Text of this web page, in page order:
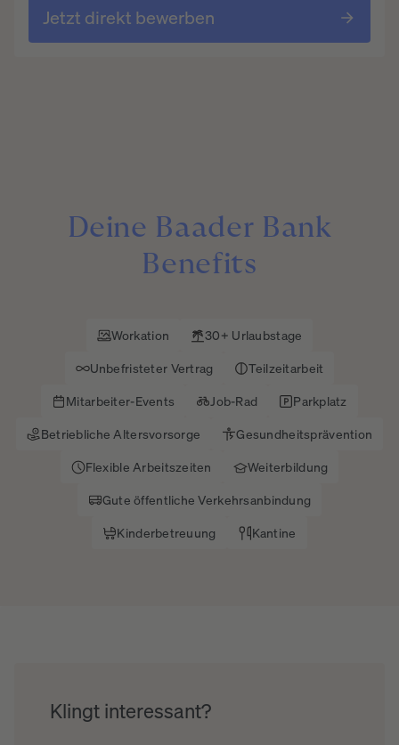
Jetzt direkt bewerben
Deine Baader Bank
Benefits
Workation
30+ Urlaubstage
Unbefristeter Vertrag
Teilzeitarbeit
Mitarbeiter-Events
Job-Rad
Parkplatz
Betriebliche Altersvorsorge
Gesundheitsprävention
Flexible Arbeitszeiten
Weiterbildung
Gute öffentliche Verkehrsanbindung
Kinderbetreuung
Kantine
Klingt interessant?